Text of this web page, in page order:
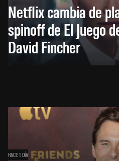
Netflix cambia de
spinoff de El Juego
David Fincher
HACE 1 DÍA